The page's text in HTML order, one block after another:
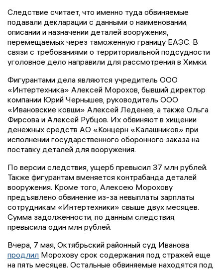
Следствие считает, что именно туда обвиняемые
подавали декларации с данными о наименовании,
описании и назначении деталей вооружения,
перемещаемых через таможенную границу ЕАЭС. В
связи с требованиями о территориальной подсудности
уголовное дело направили для рассмотрения в Химки.
Фигурантами дела являются учредитель ООО
«Интертехника» Алексей Морохов, бывший директор
компании Юрий Чернышев, руководитель ООО
«Ивановские ковши» Алексей Леденев, а также Ольга
Фирсова и Алексей Рубцов. Их обвиняют в хищении
денежных средств АО «Концерн «Калашников» при
исполнении государственного оборонного заказа на
поставку деталей для вооружения.
По версии следствия, ущерб превысил 37 млн рублей.
Также фигурантам вменяется контрабанда деталей
вооружения. Кроме того, Алексею Морохову
предъявлено обвинение из-за невыплаты зарплаты
сотрудникам «Интертехники» свыше двух месяцев.
Сумма задолженности, по данным следствия,
превысила один млн рублей.
Вчера, 7 мая, Октябрьский районный суд Иванова
продлил Морохову срок содержания под стражей еще
на пять месяцев. Остальные обвиняемые находятся под